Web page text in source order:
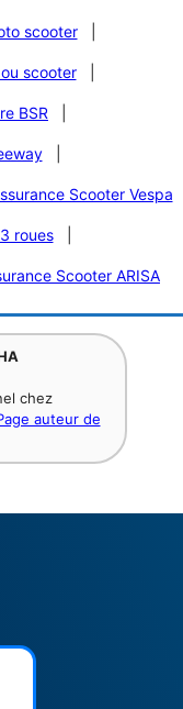
scooter
scooter
BSR
Scooter Vespa
roues
Scooter ARISA
chez
auteur de